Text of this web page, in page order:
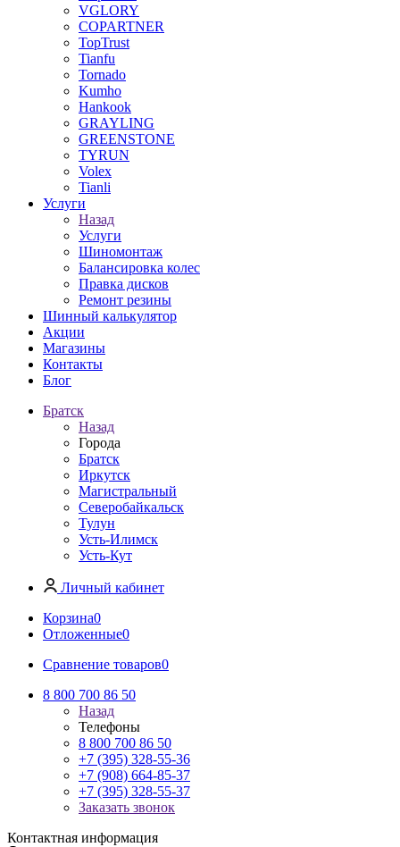
VGLORY
COPARTNER
TopTrust
Tianfu
Tornado
Kumho
Hankook
GRAYLING
GREENSTONE
TYRUN
Volex
Tianli
Услуги
Назад
Услуги
Шиномонтаж
Балансировка колес
Правка дисков
Ремонт резины
Шинный калькулятор
Акции
Магазины
Контакты
Блог
Братск
Назад
Города
Братск
Иркутск
Магистральный
Северобайкальск
Тулун
Усть-Илимск
Усть-Кут
Личный кабинет
Корзина0
Отложенные0
Сравнение товаров0
8 800 700 86 50
Назад
Телефоны
8 800 700 86 50
+7 (395) 328-55-36
+7 (908) 664-85-37
+7 (395) 328-55-37
Заказать звонок
Контактная информация